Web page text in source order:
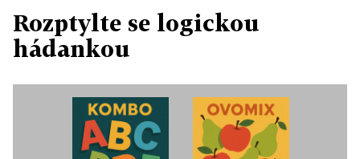
Rozptylte se logickou
hádankou